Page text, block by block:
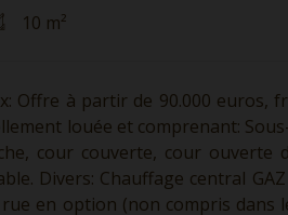
10 m²
Offre à partir de 90.000
louée et comprenant:
cour couverte, cour ouverte
Divers: Chauffage central
en option (non compris dans